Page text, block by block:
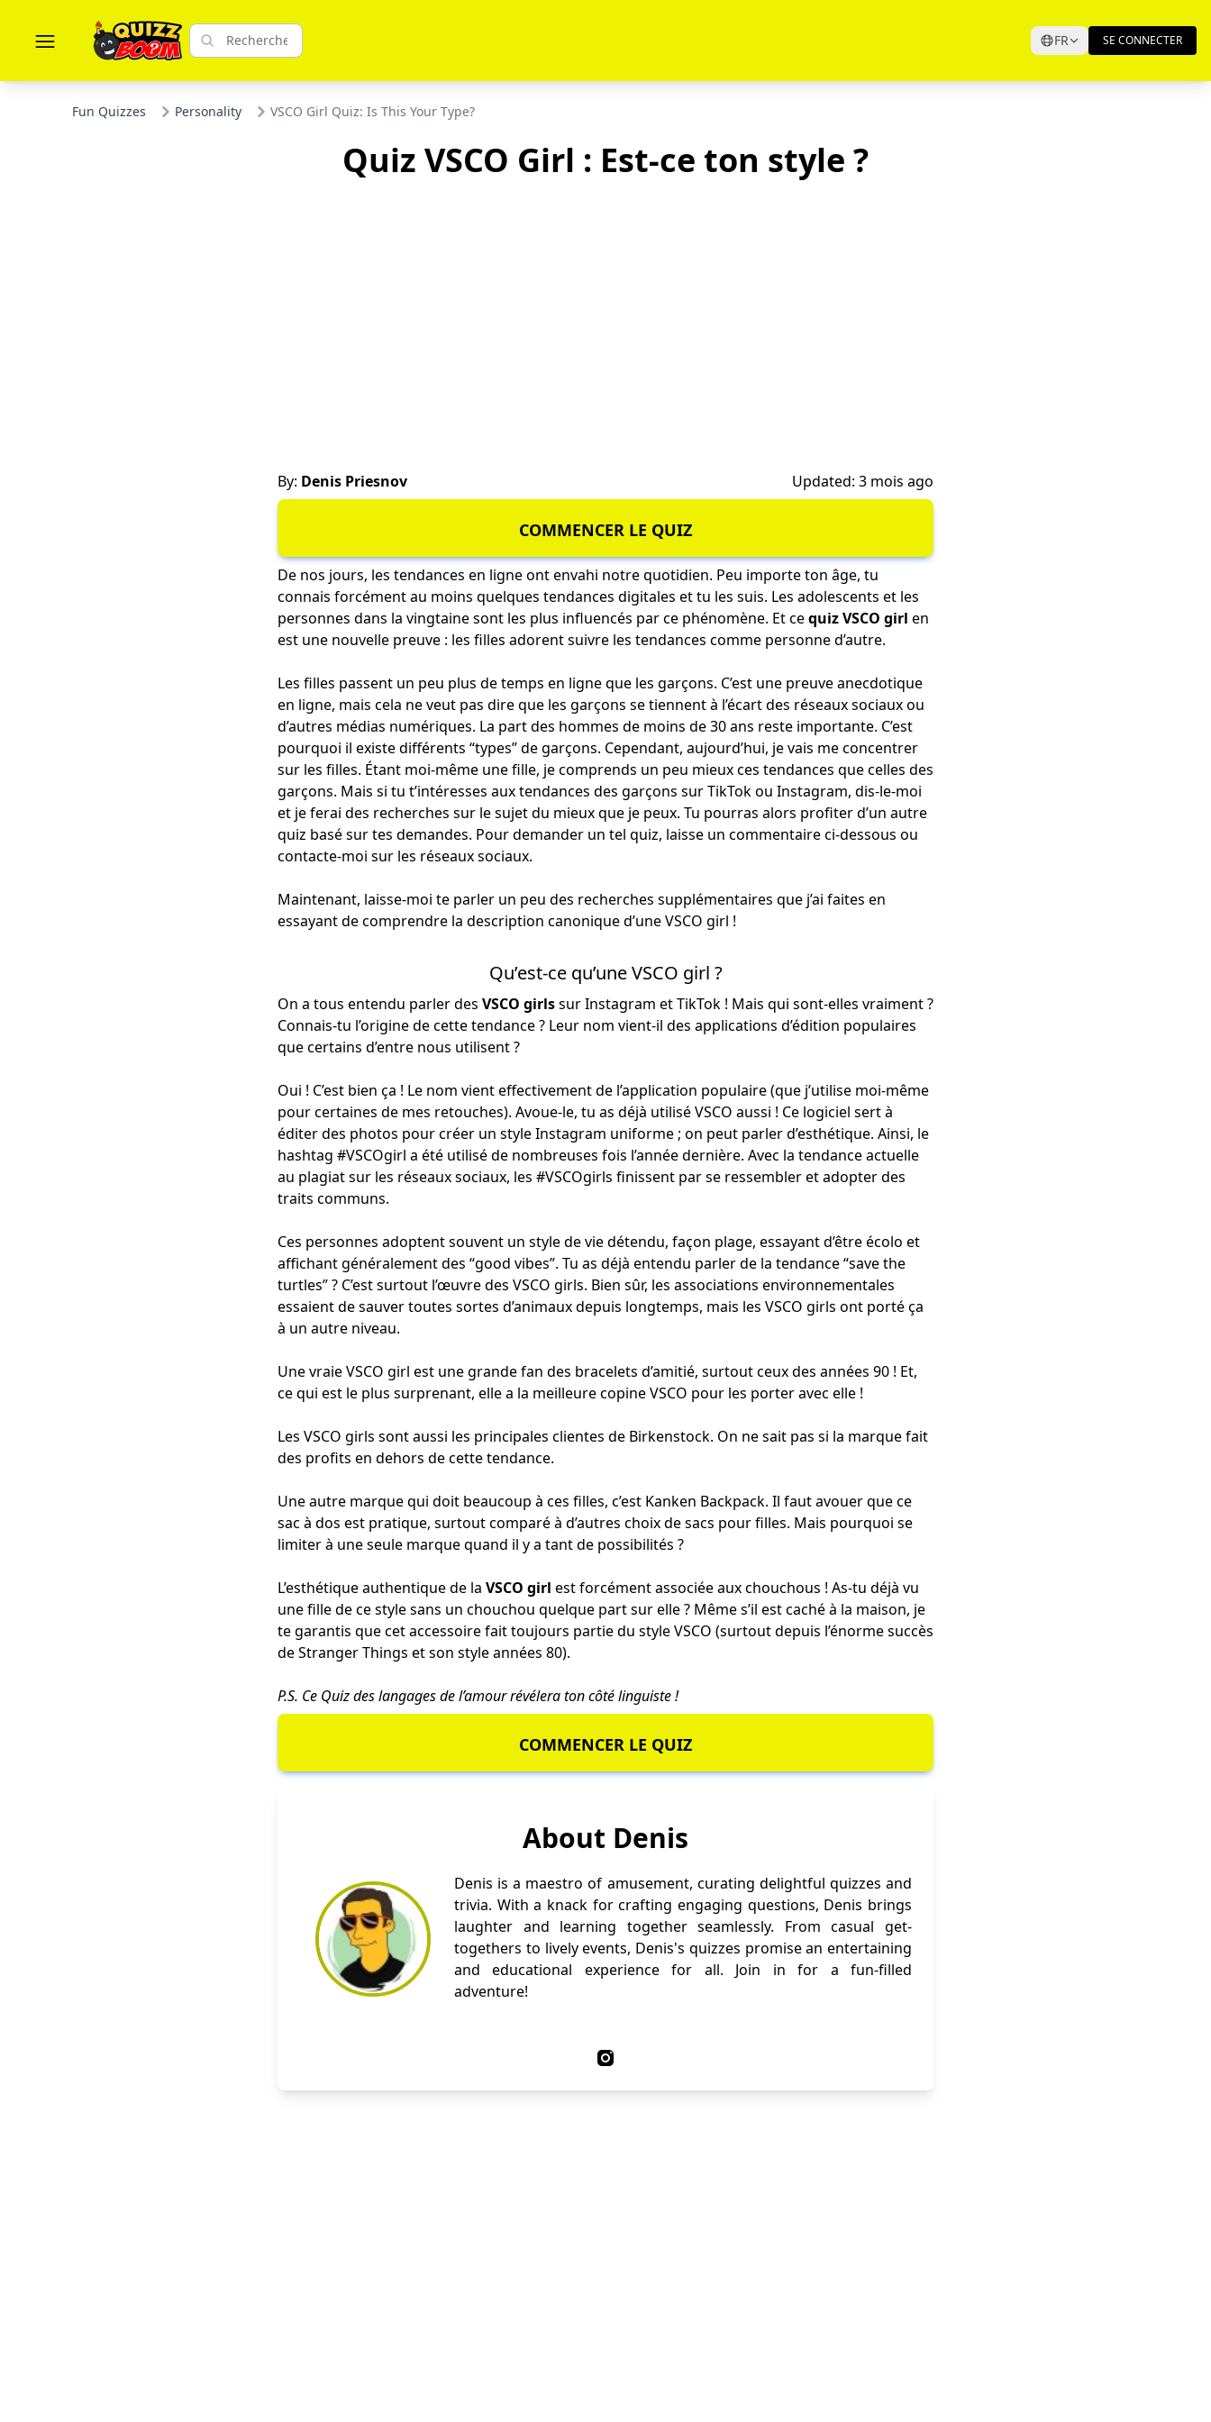
FR SE CONNECTER
Fun Quizzes Personality VSCO Girl Quiz: Is This Your Type?
Quiz VSCO Girl : Est-ce ton style ?
By: Denis Priesnov Updated: 3 mois ago
COMMENCER LE QUIZ
De nos jours, les tendances en ligne ont envahi notre quotidien. Peu importe ton âge, tu
connais forcément au moins quelques tendances digitales et tu les suis. Les adolescents et les
personnes dans la vingtaine sont les plus influencés par ce phénomène. Et cequiz VSCO girl en
est une nouvelle preuve : les filles adorent suivre les tendances comme personne d’autre.
Les filles passent un peu plus de temps en ligne que les garçons. C’est une preuve anecdotique
en ligne, mais cela ne veut pas dire que les garçons se tiennent à l’écart des réseaux sociaux ou
d’autres médias numériques. La part des hommes de moins de 30 ans reste importante. C’est
pourquoi il existe différents “types” de garçons. Cependant, aujourd’hui, je vais me concentrer
sur les filles. Étant moi-même une fille, je comprends un peu mieux ces tendances que celles des
garçons. Mais si tu t’intéresses aux tendances des garçons sur TikTok ou Instagram, dis-le-moi
et je ferai des recherches sur le sujet du mieux que je peux. Tu pourras alors profiter d’un autre
quiz basé sur tes demandes. Pour demander un tel quiz, laisse un commentaire ci-dessous ou
contacte-moi sur les réseaux sociaux.
Maintenant, laisse-moi te parler un peu des recherches supplémentaires que j’ai faites en
essayant de comprendre la description canonique d’une VSCO girl !
Qu’est-ce qu’une VSCO girl ?
On a tous entendu parler des VSCO girlssur Instagram et TikTok ! Mais qui sont-elles vraiment ?
Connais-tu l’origine de cette tendance ? Leur nom vient-il des applications d’édition populaires
que certains d’entre nous utilisent ?
Oui ! C’est bien ça ! Le nom vient effectivement de l’application populaire (que j’utilise moi-même
pour certaines de mes retouches). Avoue-le, tu as déjà utilisé VSCO aussi ! Ce logiciel sert à
éditer des photos pour créer un style Instagram uniforme ; on peut parler d’esthétique. Ainsi, le
hashtag #VSCOgirl a été utilisé de nombreuses fois l’année dernière. Avec la tendance actuelle
au plagiat sur les réseaux sociaux, les #VSCOgirls finissent par se ressembler et adopter des
traits communs.
Ces personnes adoptent souvent un style de vie détendu, façon plage, essayant d’être écolo et
affichant généralement des “good vibes”. Tu as déjà entendu parler de la tendance “save the
turtles” ? C’est surtout l’œuvre des VSCO girls. Bien sûr, les associations environnementales
essaient de sauver toutes sortes d’animaux depuis longtemps, mais les VSCO girls ont porté ça
à un autre niveau.
Une vraie VSCO girl est une grande fan des bracelets d’amitié, surtout ceux des années 90 ! Et,
ce qui est le plus surprenant, elle a la meilleure copine VSCO pour les porter avec elle !
Les VSCO girls sont aussi les principales clientes de Birkenstock. On ne sait pas si la marque fait
des profits en dehors de cette tendance.
Une autre marque qui doit beaucoup à ces filles, c’est Kanken Backpack. Il faut avouer que ce
sac à dos est pratique, surtout comparé à d’autres choix de sacs pour filles. Mais pourquoi se
limiter à une seule marque quand il y a tant de possibilités ?
L’esthétique authentique de la VSCO girl est forcément associée aux chouchous ! As-tu déjà vu
une fille de ce style sans un chouchou quelque part sur elle ? Même s’il est caché à la maison, je
te garantis que cet accessoire fait toujours partie du style VSCO (surtout depuis l’énorme succès
de Stranger Things et son style années 80).
P.S. Ce Quiz des langages de l’amourrévélera ton côté linguiste !
COMMENCER LE QUIZ
About Denis
Denis is a maestro of amusement, curating delightful quizzes and
trivia. With a knack for crafting engaging questions, Denis brings
laughter and learning together seamlessly. From casual get-
togethers to lively events, Denis's quizzes promise an entertaining
and educational experience for all. Join in for a fun-filled
adventure!